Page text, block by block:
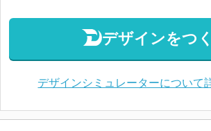
デザインをつ
デザインシミュレーターについて